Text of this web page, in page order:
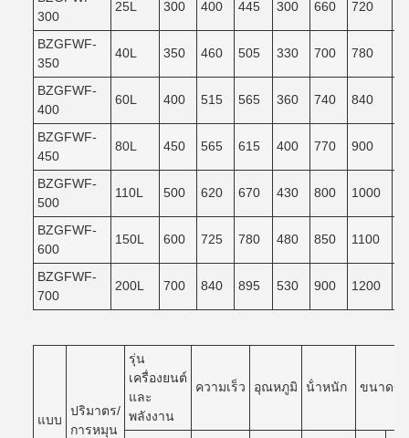
300
25L 300 400 445 300 660 720
BZGFWF-
350
40L 350 460 505 330 700 780
BZGFWF-
400
60L 400 515 565 360 740 840
BZGFWF-
450
80L 450 565 615 400 770 900
BZGFWF-
500
110L 500 620 670 430 800 1000
BZGFWF-
600
150L 600 725 780 480 850 1100
BZGFWF-
700
200L 700 840 895 530 900 1200
แบบ
ปริมาตร/
การหมุน
รุ่น
เครื่องยนต์
และ
พลังงาน
ความเร็ว อุณหภูมิ น้ําหนัก ขนาดข